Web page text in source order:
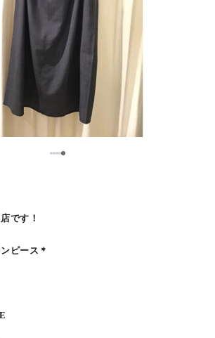
1234
です︎︎︎！
ピース＊